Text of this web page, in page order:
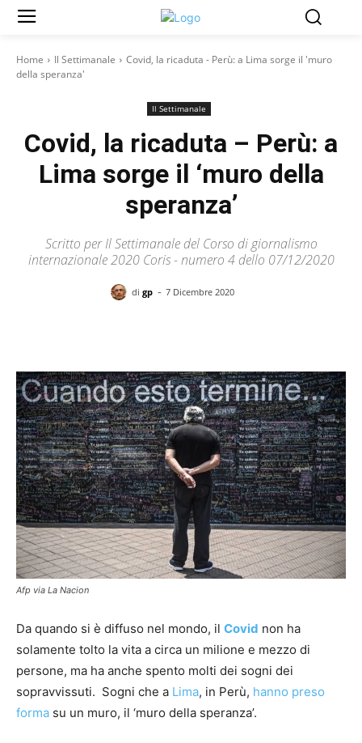
Home Il Settimanale
Covid, la ricaduta - Perù: a Lima sorge il 'muro
della speranza'
Il Settimanale
Covid, la ricaduta – Perù: a
Lima sorge il ‘muro della
speranza’
Scritto per Il Settimanale del Corso di giornalismo
internazionale 2020 Coris - numero 4 dello 07/12/2020
di gp - 7 Dicembre 2020
Afp via La Nacion
Da quando si è diffuso nel mondo, il Covid non ha
solamente tolto la vita a circa un milione e mezzo di
persone, ma ha anche spento molti dei sogni dei
sopravvissuti. Sogni che a Lima, in Perù, hanno preso
forma su un muro, il ‘muro della speranza’.